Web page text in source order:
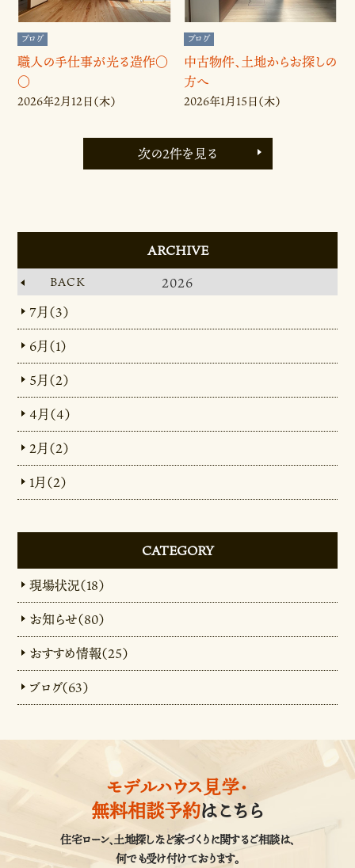
ブログ
職人の手仕事が光る造作〇
〇
2026年2月12日（木）
ブログ
中古物件、土地からお探しの
方へ
2026年1月15日（木）
次の2件を見る
ARCHIVE
BACK
2026
7月（3）
6月（1）
5月（2）
4月（4）
2月（2）
1月（2）
CATEGORY
現場状況（18）
お知らせ（80）
おすすめ情報（25）
ブログ（63）
モデルハウス見学・
無料相談予約はこちら
住宅ローン、土地探しなど家づくりに関するご相談は、
何でも受け付けております。